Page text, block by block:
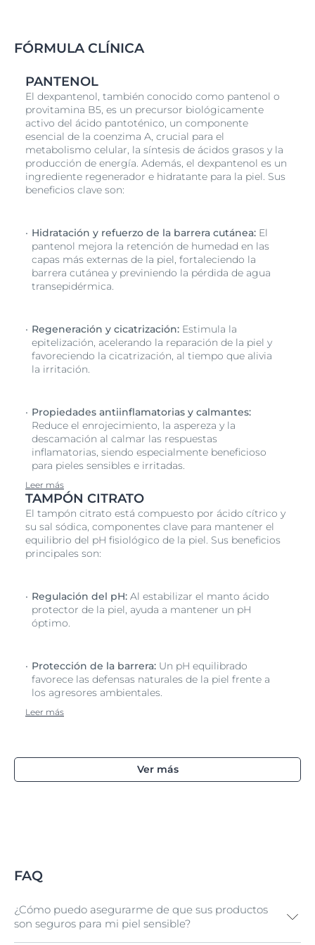
FÓRMULA CLÍNICA
PANTENOL
El dexpantenol, también conocido como pantenol o
provitamina B5, es un precursor biológicamente
activo del ácido pantoténico, un componente
esencial de la coenzima A, crucial para el
metabolismo celular, la síntesis de ácidos grasos y la
producción de energía. Además, el dexpantenol es un
ingrediente regenerador e hidratante para la piel. Sus
beneficios clave son:
Hidratación y refuerzo de la barrera cutánea: El
pantenol mejora la retención de humedad en las
capas más externas de la piel, fortaleciendo la
barrera cutánea y previniendo la pérdida de agua
transepidérmica.
Regeneración y cicatrización: Estimula la
epitelización, acelerando la reparación de la piel y
favoreciendo la cicatrización, al tiempo que alivia
la irritación.
Propiedades antiinflamatorias y calmantes:
Reduce el enrojecimiento, la aspereza y la
descamación al calmar las respuestas
inflamatorias, siendo especialmente beneficioso
para pieles sensibles e irritadas.
Leer más
TAMPÓN CITRATO
El tampón citrato está compuesto por ácido cítrico y
su sal sódica, componentes clave para mantener el
equilibrio del pH fisiológico de la piel. Sus beneficios
principales son:
Regulación del pH: Al estabilizar el manto ácido
protector de la piel, ayuda a mantener un pH
óptimo.
Protección de la barrera: Un pH equilibrado
favorece las defensas naturales de la piel frente a
los agresores ambientales.
Leer más
Ver más
FAQ
¿Cómo puedo asegurarme de que sus productos
son seguros para mi piel sensible?